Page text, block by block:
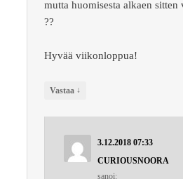
mutta huomisesta alkaen
??
Hyvää viikonloppua!
Vastaa ↓
3.12.2018 07:33
CURIOUSNOORA
sanoi: